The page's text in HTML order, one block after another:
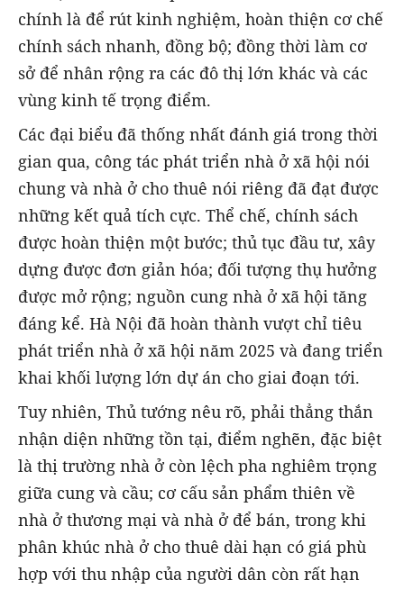
chính là để rút kinh nghiệm, hoàn thiện cơ chế
chính sách nhanh, đồng bộ; đồng thời làm cơ
sở để nhân rộng ra các đô thị lớn khác và các
vùng kinh tế trọng điểm.
Các đại biểu đã thống nhất đánh giá trong thời
gian qua, công tác phát triển nhà ở xã hội nói
chung và nhà ở cho thuê nói riêng đã đạt được
những kết quả tích cực. Thể chế, chính sách
được hoàn thiện một bước; thủ tục đầu tư, xây
dựng được đơn giản hóa; đối tượng thụ hưởng
được mở rộng; nguồn cung nhà ở xã hội tăng
đáng kể. Hà Nội đã hoàn thành vượt chỉ tiêu
phát triển nhà ở xã hội năm 2025 và đang triển
khai khối lượng lớn dự án cho giai đoạn tới.
Tuy nhiên, Thủ tướng nêu rõ, phải thẳng thắn
nhận diện những tồn tại, điểm nghẽn, đặc biệt
là thị trường nhà ở còn lệch pha nghiêm trọng
giữa cung và cầu; cơ cấu sản phẩm thiên về
nhà ở thương mại và nhà ở để bán, trong khi
phân khúc nhà ở cho thuê dài hạn có giá phù
hợp với thu nhập của người dân còn rất hạn